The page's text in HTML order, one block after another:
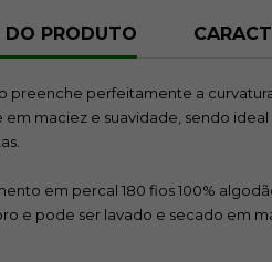
DO PRODUTO
preenche perfeitamente a
maciez e suavidade, sendo
em percal 180 fios 100%
e pode ser lavado e secado em